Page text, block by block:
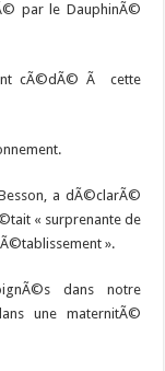
par le DauphinÃ©
cÃ©dÃ© Ã cette
a dÃ©clarÃ©
« surprenante de
».
dans notre
une maternitÃ©